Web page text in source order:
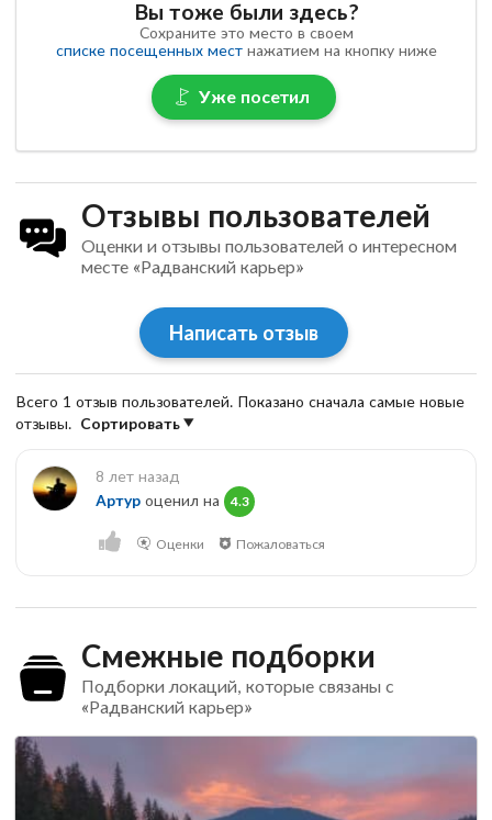
Вы тоже были здесь?
Сохраните это место в своем
списке посещенных местнажатием на кнопку ниже
Уже посетил
Отзывы пользователей
Оценки и отзывы пользователей о интересном
месте «Радванский карьер»
Написать отзыв
Всего 1 отзыв пользователей. Показано сначала самые новые
отзывы. Сортировать
8 лет назад
Артур оценил на 4.3
Оценки Пожаловаться
Смежные подборки
Подборки локаций, которые связаны с
«Радванский карьер»